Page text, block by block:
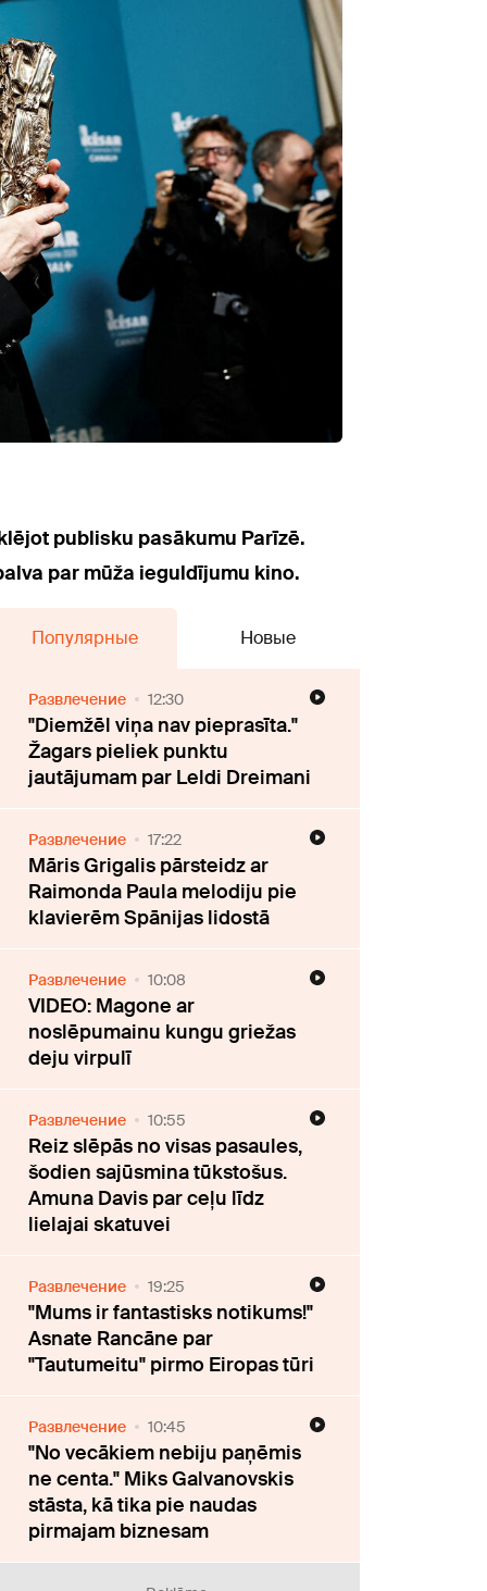
publisku pasākumu Parīzē.
par mūža ieguldījumu kino.
Популярные Новые
Развлечение 12:30
"Diemžēl viņa nav pieprasīta."
Žagars pieliek punktu
jautājumam par Leldi Dreimani
Развлечение 17:22
Māris Grigalis pārsteidz ar
Raimonda Paula melodiju pie
klavierēm Spānijas lidostā
Развлечение 10:08
VIDEO: Magone ar
noslēpumainu kungu griežas
deju virpulī
Развлечение 10:55
Reiz slēpās no visas pasaules,
šodien sajūsmina tūkstošus.
Amuna Davis par ceļu līdz
lielajai skatuvei
Развлечение 19:25
"Mums ir fantastisks notikums!"
Asnate Rancāne par
"Tautumeitu" pirmo Eiropas tūri
Развлечение 10:45
"No vecākiem nebiju paņēmis
ne centa." Miks Galvanovskis
stāsta, kā tika pie naudas
pirmajam biznesam